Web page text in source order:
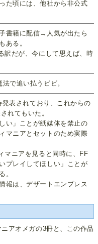
た頃には、他社から非公式
書籍に配信→人気が出たら
ある。
訳だが、今にして思えば、時
で追い払うビビ。
表されており、これからの
れてもいた。
い」ことが紙媒体を禁止の
マニアとセットのため実際
マニアを見ると同時に、FF
プレイしてほしい」ことが
。
報は、デザートエンプレス
アオメガの3冊と、この作品